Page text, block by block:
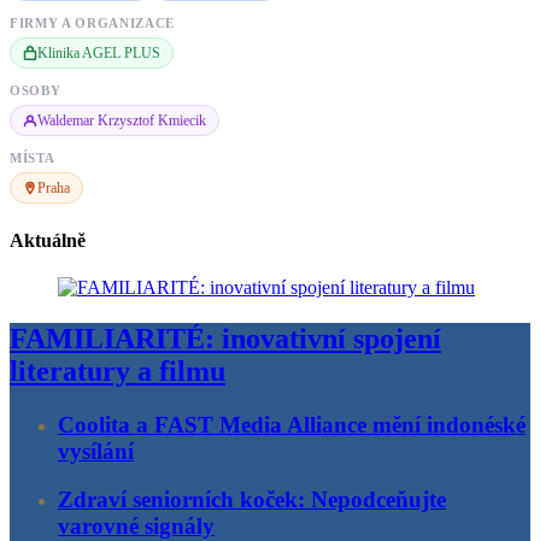
FIRMY A ORGANIZACE
Klinika AGEL PLUS
OSOBY
Waldemar Krzysztof Kmiecik
MÍSTA
Praha
Aktuálně
FAMILIARITÉ: inovativní spojení
literatury a filmu
Coolita a FAST Media Alliance mění indonéské
vysílání
Zdraví seniorních koček: Nepodceňujte
varovné signály